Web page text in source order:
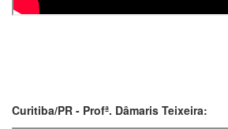
Curitiba/PR - Profª. Dâmaris Teixeira: